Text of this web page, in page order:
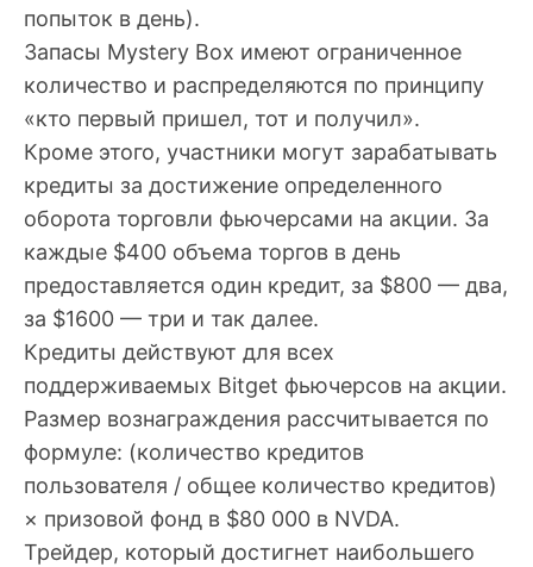
попыток в день).
Запасы Mystery Box имеют ограниченное
количество и распределяются по принципу
«кто первый пришел, тот и получил».
Кроме этого, участники могут зарабатывать
кредиты за достижение определенного
оборота торговли фьючерсами на акции. За
каждые $400 объема торгов в день
предоставляется один кредит, за $800 — два,
за $1600 — три и так далее.
Кредиты действуют для всех
поддерживаемых Bitget фьючерсов на акции.
Размер вознаграждения рассчитывается по
формуле: (количество кредитов
пользователя / общее количество кредитов)
× призовой фонд в $80 000 в NVDA.
Трейдер, который достигнет наибольшего